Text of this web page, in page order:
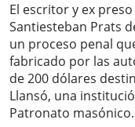
El escritor y ex
Santiesteban Prats
un proceso penal
fabricado por las
de 200 dólares
Llansó, una
Patronato masónico.